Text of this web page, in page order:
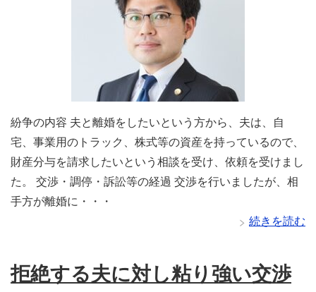
紛争の内容 夫と離婚をしたいという方から、夫は、自
宅、事業用のトラック、株式等の資産を持っているので、
財産分与を請求したいという相談を受け、依頼を受けまし
た。 交渉・調停・訴訟等の経過 交渉を行いましたが、相
手方が離婚に・・・
続きを読む
拒絶する夫に対し粘り強い交渉